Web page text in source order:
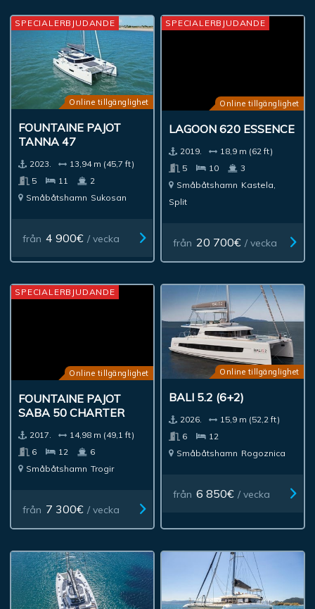
Online tillgänglighet
FOUNTAINE PAJOT
TANNA 47
2023.
13,94 m (45,7 ft)
5
11
2
Småbåtshamn Sukosan
från 4 900€ / vecka
SPECIALERBJUDANDE
Online tillgänglighet
LAGOON 620 ESSENCE
2019.
18,9 m (62 ft)
5
10
3
Småbåtshamn Kastela,
Split
från 20 700€ / vecka
SPECIALERBJUDANDE
Online tillgänglighet
FOUNTAINE PAJOT
SABA 50 CHARTER
2017.
14,98 m (49,1 ft)
6
12
6
Småbåtshamn Trogir
från 7 300€ / vecka
SPECIALERBJUDANDE
Online tillgänglighet
BALI 5.2 (6+2)
2026.
15,9 m (52,2 ft)
6
12
Småbåtshamn Rogoznica
från 6 850€ / vecka